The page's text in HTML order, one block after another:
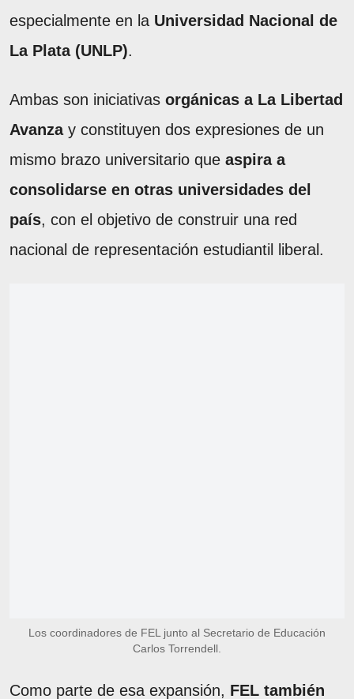
especialmente en la Universidad Nacional de
La Plata (UNLP).
Ambas son iniciativas orgánicas a La Libertad
Avanzay constituyen dos expresiones de un
mismo brazo universitario que aspira a
consolidarse en otras universidades del
país, con el objetivo de construir una red
nacional de representación estudiantil liberal.
Los coordinadores de FEL junto al Secretario de Educación
Carlos Torrendell.
Como parte de esa expansión, FEL también